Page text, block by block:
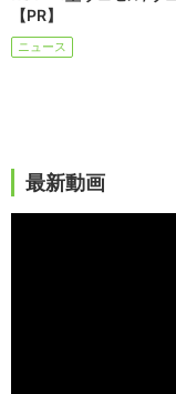
【PR】
ニュース
最新動画